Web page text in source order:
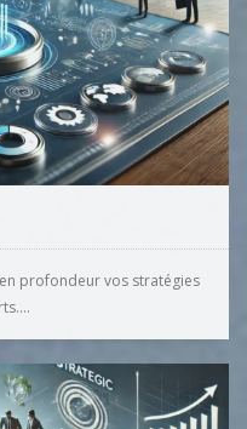
profondeur vos stratégies